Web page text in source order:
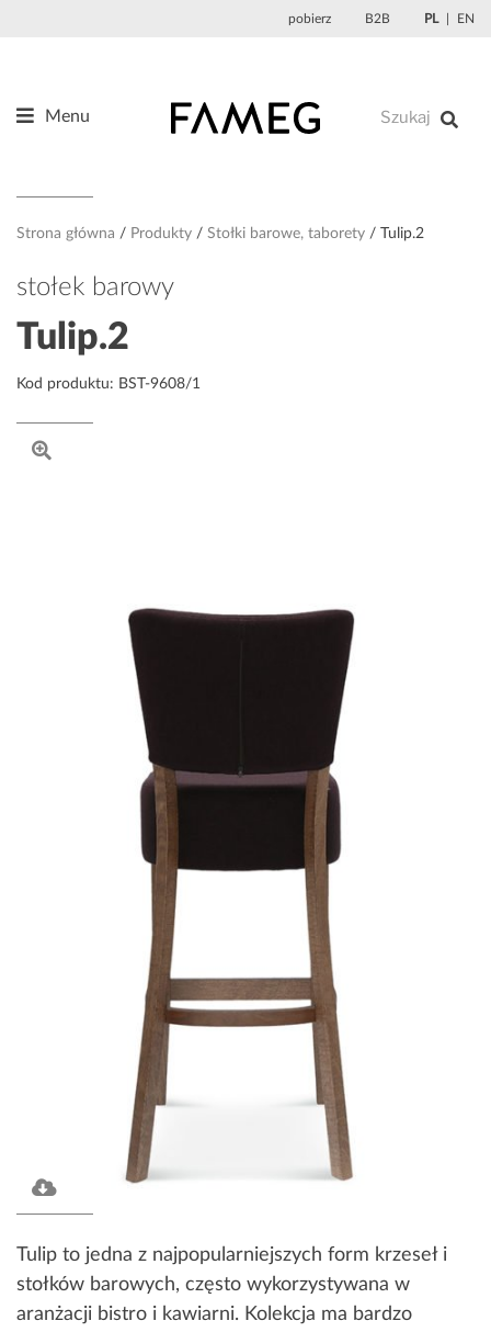
pobierz B2B PL EN
Menu
O nas
Projektanci
Referencje
Kontakt
Sklep
Strona główna Produkty Stołki barowe, taborety Tulip.2
stołek barowy
Tulip.2
Kod produktu: BST-9608/1
Tulip to jedna z najpopularniejszych form krzeseł i
stołków barowych, często wykorzystywana w
aranżacji bistro i kawiarni. Kolekcja ma bardzo